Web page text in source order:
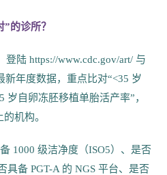
的诊所？
登陆 https://www.cdc.gov/art/ 与
新年度数据，重点比对“<35 岁
岁自卵冻胚移植单胎活产率”，
机构。
1000 级洁净度（ISO5）、是否
具备 PGT-A 的 NGS 平台、是否